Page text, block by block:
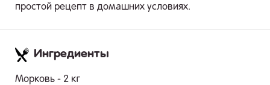
простой рецепт в домашних условиях.
Ингредиенты
Морковь - 2 кг